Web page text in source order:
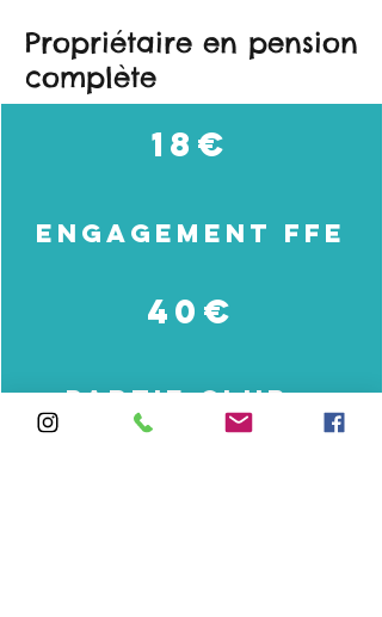
Propriétaire en pension
complète
18€
Engagement FFE
40€
Partie club -
Coatching +